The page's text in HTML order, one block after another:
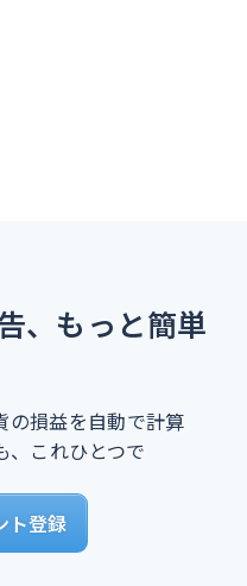
、もっと簡単
の損益を自動で計算
、これひとつで
ト登録